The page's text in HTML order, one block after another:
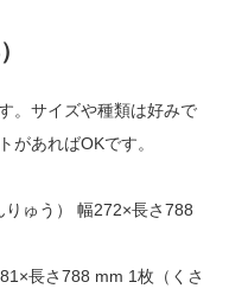
。サイズや種類は好みで
があればOKです。
りゅう） 幅272×長さ788
長さ788 mm 1枚（くさ